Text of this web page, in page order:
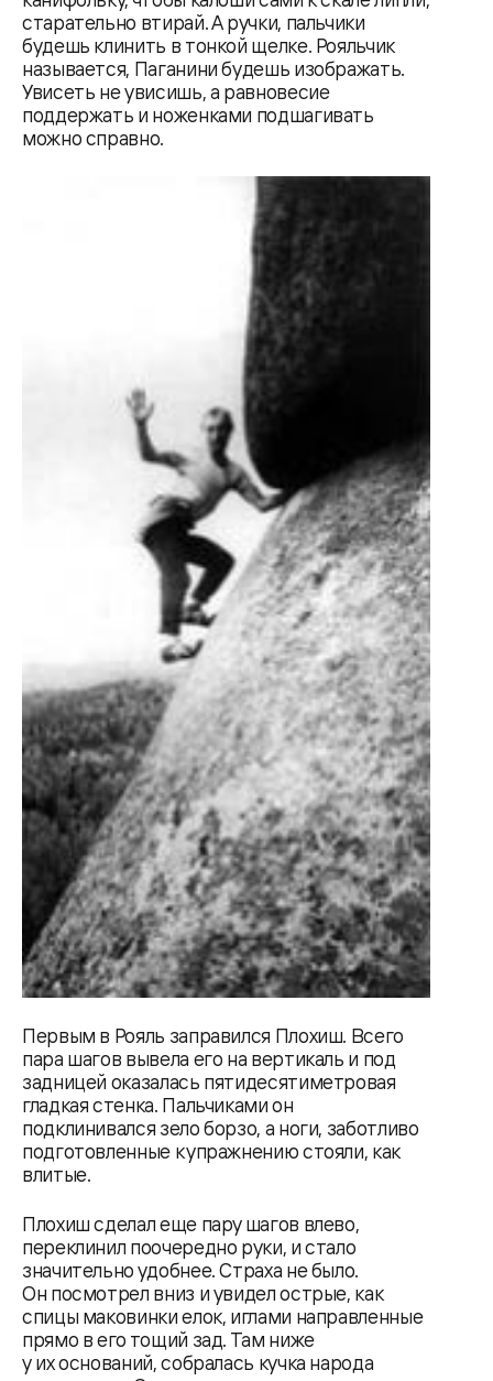
старательно втирай. А ручки, пальчики
будешь клинить в тонкой щелке. Рояльчик
называется, Паганини будешь изображать.
Увисеть не увисишь, а равновесие
поддержать и ноженками подшагивать
можно справно.
Первым в Рояль заправился Плохиш. Всего
пара шагов вывела его на вертикаль и под
задницей оказалась пятидесятиметровая
гладкая стенка. Пальчиками он
подклинивался зело борзо, а ноги, заботливо
подготовленные к упражнению стояли, как
влитые.
Плохиш сделал еще пару шагов влево,
переклинил поочередно руки, и стало
значительно удобнее. Страха не было.
Он посмотрел вниз и увидел острые, как
спицы маковинки елок, иглами направленные
прямо в его тощий зад. Там ниже
у их оснований, собралась кучка народа